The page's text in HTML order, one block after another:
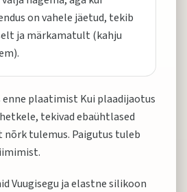
on vahele jäetud, tekib
ja märkamatult (kahju
plaatimist Kui plaadijaotus
tekivad ebaühtlased
nõrk tulemus. Paigutus tuleb
Vuugisegu ja elastne silikoon